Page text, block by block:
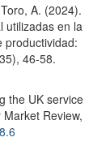
A. (2024).
utilizadas en la
productividad:
46-58.
the UK service
Review,